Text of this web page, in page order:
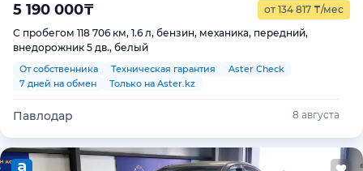
5 190 000₸ от 134 817 ₸/мес
С пробегом 118 706 км, 1.6 л, бензин, механика, передний,
внедорожник 5 дв., белый
От собственника Техническая гарантия
Aster Check
7 дней на обмен
Только на Aster.kz
Павлодар 8 августа